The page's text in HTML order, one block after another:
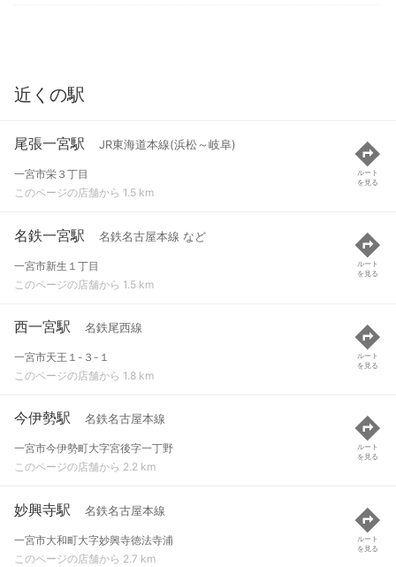
近くの駅
尾張一宮駅 JR東海道本線(浜松～岐阜)
一宮市栄３丁目
このページの店舗から 1.5 km
ルート
を見る
名鉄一宮駅 名鉄名古屋本線 など
一宮市新生１丁目
このページの店舗から 1.5 km
ルート
を見る
西一宮駅 名鉄尾西線
一宮市天王１-３-１
このページの店舗から 1.8 km
ルート
を見る
今伊勢駅 名鉄名古屋本線
一宮市今伊勢町大字宮後字一丁野
このページの店舗から 2.2 km
ルート
を見る
妙興寺駅 名鉄名古屋本線
一宮市大和町大字妙興寺徳法寺浦
このページの店舗から 2.7 km
ルート
を見る